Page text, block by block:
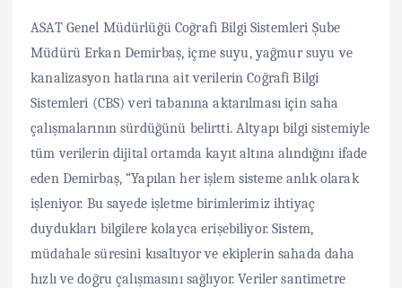
ASAT Genel Müdürlüğü Coğrafi Bilgi Sistemleri Şube
Müdürü Erkan Demirbaş, içme suyu, yağmur suyu ve
kanalizasyon hatlarına ait verilerin Coğrafi Bilgi
Sistemleri (CBS) veri tabanına aktarılması için saha
çalışmalarının sürdüğünü belirtti. Altyapı bilgi sistemiyle
tüm verilerin dijital ortamda kayıt altına alındığını ifade
eden Demirbaş, “Yapılan her işlem sisteme anlık olarak
işleniyor. Bu sayede işletme birimlerimiz ihtiyaç
duydukları bilgilere kolayca erişebiliyor. Sistem,
müdahale süresini kısaltıyor ve ekiplerin sahada daha
hızlı ve doğru çalışmasını sağlıyor. Veriler santimetre